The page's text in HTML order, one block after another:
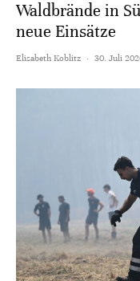
Waldbrände in
neue Einsätze
Elisabeth Koblitz · 30. Juli